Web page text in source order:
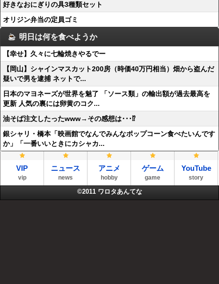
好きなおにぎりの具3種類セット
オリジン弁当の定員ゴミ
明日は何を食べようか
【幸せ】久々に七輪焼きやるでー
【岡山】シャインマスカット200房（時価40万円相当）畑から盗んだ
疑いで男を逮捕 ネットで...
日本のマヨネーズが世界を魅了 「ソース類」の輸出額が過去最高を
更新 人気の裏には卵黄のコク...
油そば注文したったwww→その感想は･･･⁉
銀シャリ・橋本「映画館でなんでみんなポップコーン食べたいんです
か」「一番いいときにカシャカ...
VIP
vip
ニュース
news
アニメ
hobby
ゲーム
game
YouTube
story
©2011 ワロタあんてな